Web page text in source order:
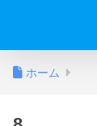
ホーム